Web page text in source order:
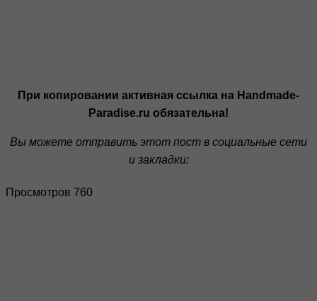
При копировании активная ссылка на Handmade-
Paradise.ru обязательна!
Вы можете отправить этот пост в социальные сети
и закладки:
Просмотров 760